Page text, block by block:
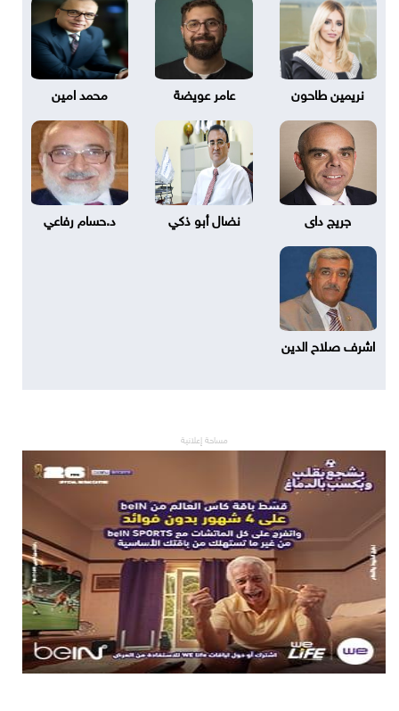
نريمين طاحون عامر عويضة محمد امين
جريج داى نضال أبو ذكي د.حسام رفاعي
اشرف صلاح الدين
مساحة إعلانية